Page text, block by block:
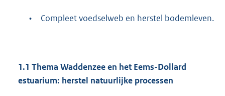
• Compleet voedselweb en herstel bodemleven.
1.1 Thema Waddenzee en het Eems-Dollard
estuarium: herstel natuurlijke processen